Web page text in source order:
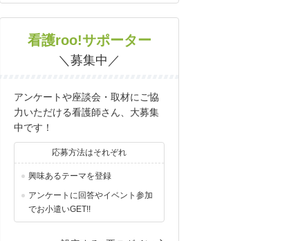
看護roo!サポーター
＼募集中／
アンケートや座談会・取材にご協
力いただける看護師さん、大募集
中です！
応募方法はそれぞれ
興味あるテーマを登録
アンケートに回答やイベント参加
でお小遣いGET!!